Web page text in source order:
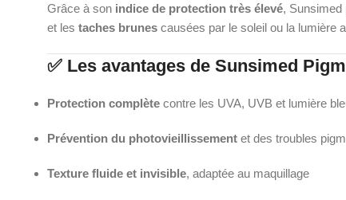
Grâce à son indice de protection très élevé, Sunsimed
et lestaches brunes causées par le soleil ou la lumière
✅ Les avantages de Sunsimed
Protection complète contre les UVA, UVB et lumière
Prévention du photovieillissement et des troubles
Texture fluide et invisible, adaptée au maquillage